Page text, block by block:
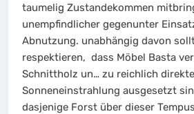
taumelig Zustandekommen
unempfindlicher gegenunter
Abnutzung. unabhängig davon
respektieren, dass Möbel Basta
Schnittholz un… zu reichlich
Sonneneinstrahlung ausgesetzt
dasjenige Forst über dieser